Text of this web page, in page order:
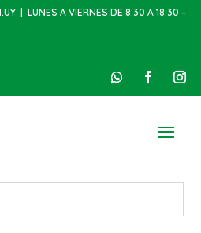
| LUNES A VIERNES DE 8:30 A 18:30 –